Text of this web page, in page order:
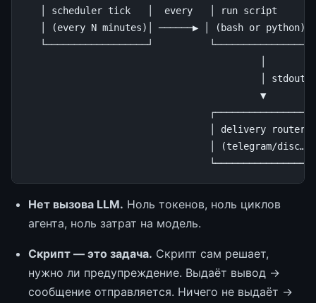
│ scheduler tick   │  every   │ run script
   │ (every N minutes)│ ──────▶ │ (bash or python) │
└──────────────────┘
                                          │ stdout
                                          ▼
│ delivery router
│ (telegram/disc…)
Нет вызова LLM. Ноль токенов, ноль циклов
агента, ноль затрат на модель.
Скрипт — это задача. Скрипт сам решает,
нужно ли предупреждение. Выдаёт вывод →
сообщение отправляется. Ничего не выдаёт →